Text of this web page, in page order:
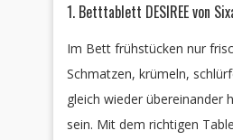
1. Betttablett DESIREE von
Im Bett frühstücken nur
Schmatzen, krümeln,
gleich wieder übereinander
sein. Mit dem richtigen